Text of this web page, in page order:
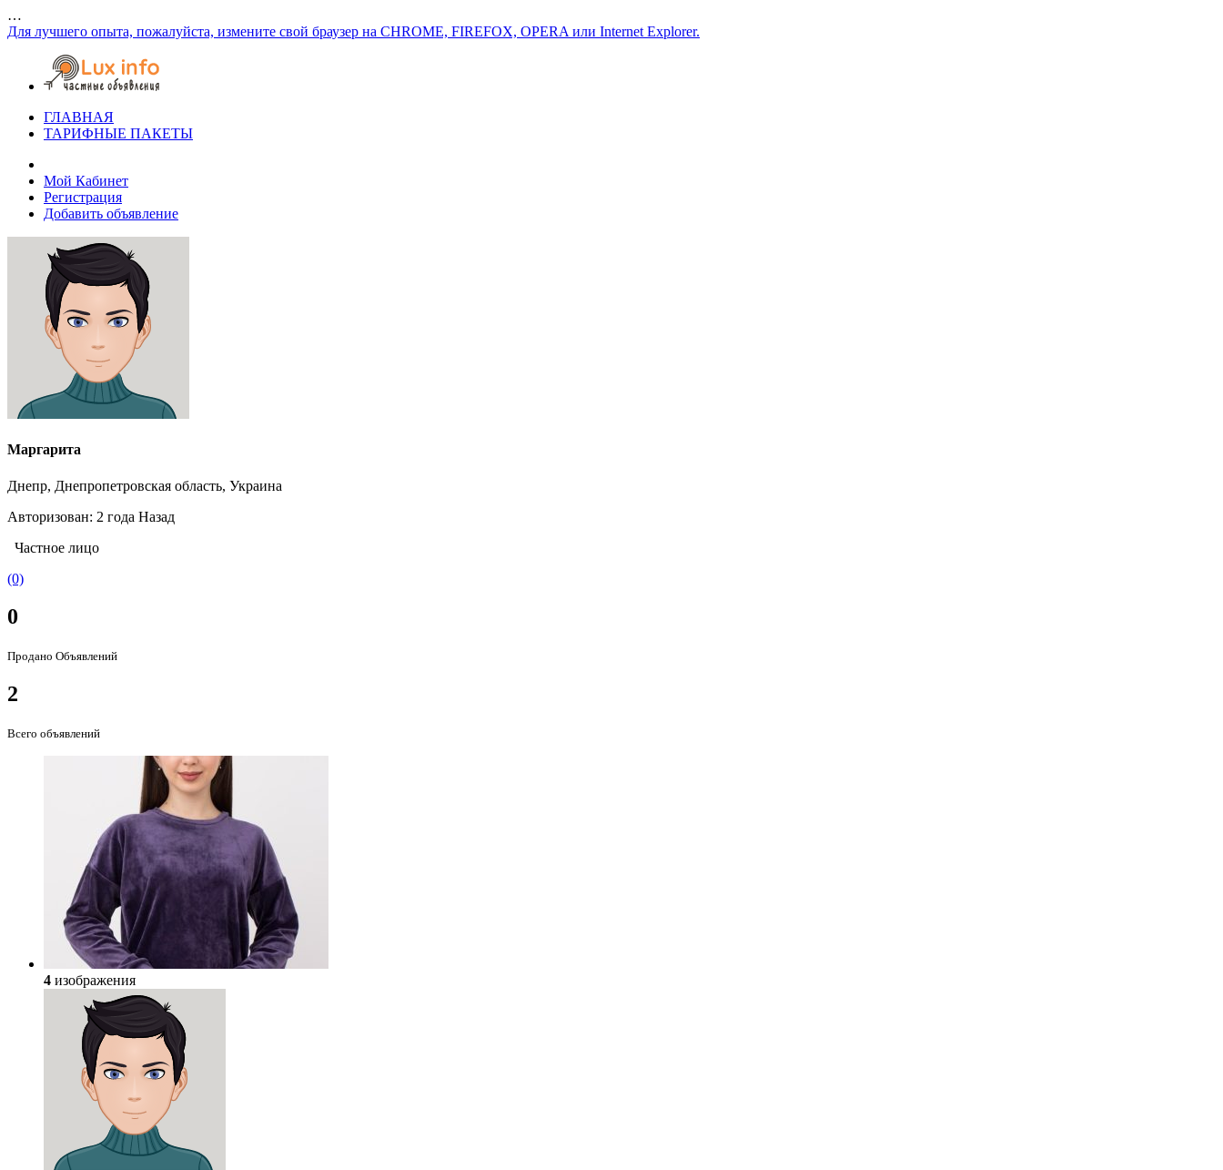
…
Для лучшего опыта, пожалуйста, измените свой браузер на CHROME, FIREFOX, OPERA или Internet Explorer.
ГЛАВНАЯ
ТАРИФНЫЕ ПАКЕТЫ
Мой Кабинет
Регистрация
Добавить объявление
Маргарита
Днепр, Днепропетровская область, Украина
Авторизован: 2 года Назад
Частное лицо
(0)
0
Продано Объявлений
2
Всего объявлений
4 изображения